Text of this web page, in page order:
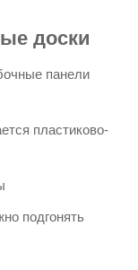
доски
панели
пластиково-
подгонять